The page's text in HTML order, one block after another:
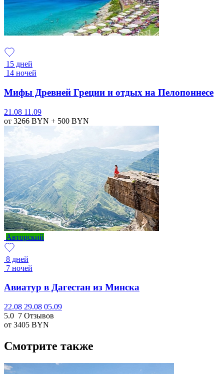
15 дней
14 ночей
Мифы Древней Греции и отдых на Пелопоннесе
21.08 11.09
от 3266 BYN + 500 BYN
Авторский
8 дней
7 ночей
Авиатур в Дагестан из Минска
22.08 29.08 05.09
5.0 7 Отзывов
от 3405 BYN
Смотрите также